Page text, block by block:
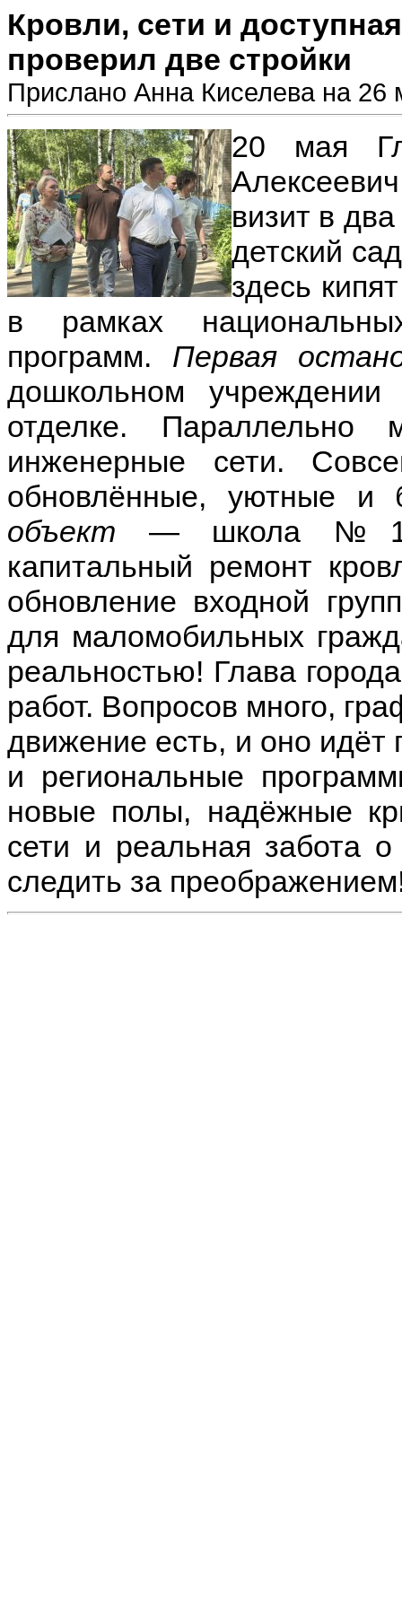
Кровли, сети и
проверил две стройки
Прислано Анна Киселева на 26
20 мая
визит в
детский
здесь
в рамках
программ.
Первая
дошкольном
отделке.
инженерные сети.
обновлённые, уютные и
объект — школа №18.
капитальный ремонт
обновление входной
для маломобильных
реальностью! Глава
работ. Вопросов много,
движение есть, и оно идёт
и региональные
новые полы, надёжные
сети и реальная забота
следить за